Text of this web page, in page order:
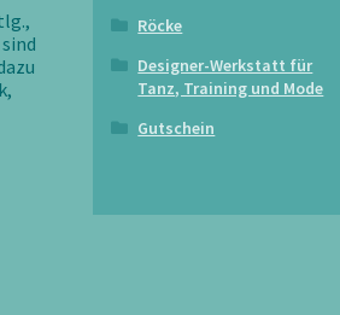
Röcke
Designer-Werkstatt für
Tanz, Training und Mode
Gutschein